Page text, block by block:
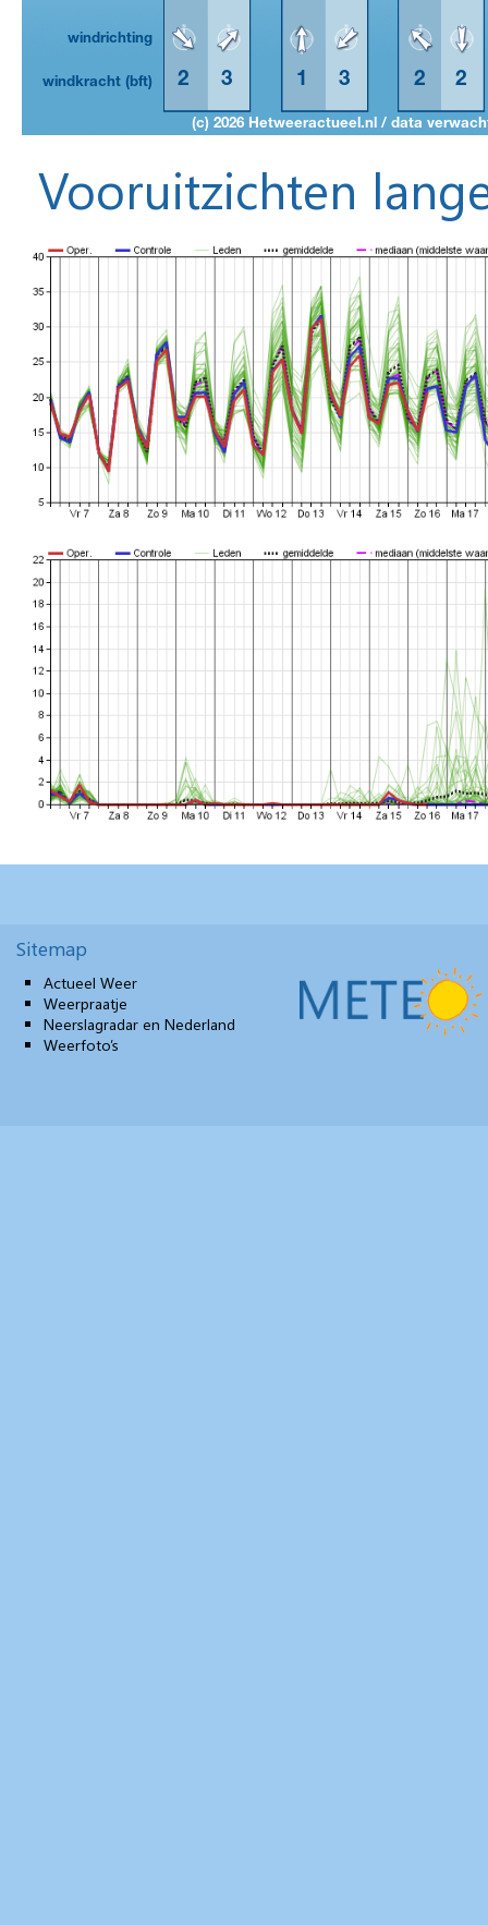
Vooruitzichten
Sitemap
Actueel Weer
Weerpraatje
Neerslagradar en Nederland
Weerfoto’s